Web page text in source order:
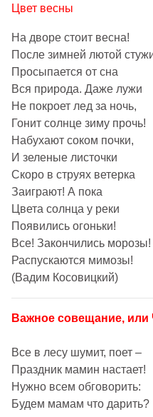
Цвет весны
На дворе стоит весна!
После зимней лютой
Просыпается от сна
Вся природа. Даже лужи
Не покроет лед за ночь,
Гонит солнце зиму прочь!
Набухают соком почки,
И зеленые листочки
Скоро в струях ветерка
Заиграют! А пока
Цвета солнца у реки
Появились огоньки!
Все! Закончились морозы!
Распускаются мимозы!
(Вадим Косовицкий)
Важное совещание,
Все в лесу шумит, поет –
Праздник мамин настает!
Нужно всем обговорить:
Будем мамам что дарить?